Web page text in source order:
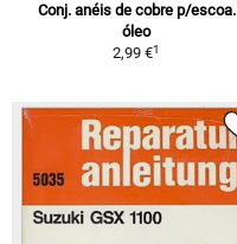
Conj. anéis de cobre p/escoa.
óleo
2,99 €1